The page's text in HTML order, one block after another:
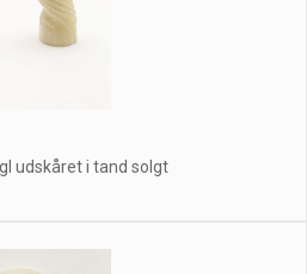
udskåret i tand solgt